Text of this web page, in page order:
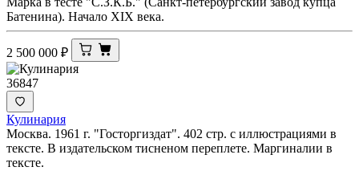
Батенина). Начало XIX века.
2 500 000 ₽
36847
Кулинария
Москва. 1961 г. "Госторгиздат". 402 стр. с иллюстрациями в
тексте. В издательском тисненом переплете. Маргиналии в
тексте.